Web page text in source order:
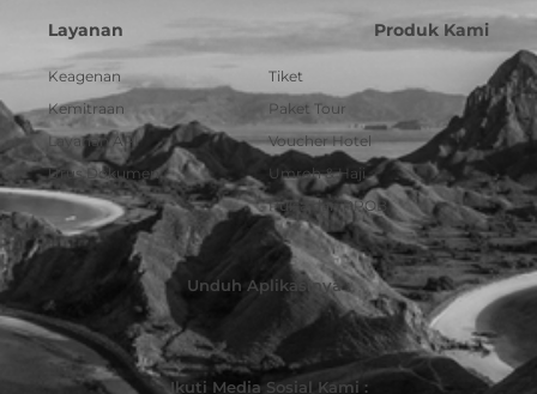
Layanan
Keagenan
Kemitraan
Layanan API
Urus Dokumen
Produk Kami
Tiket
Paket Tour
Voucher Hotel
Umroh & Haji
Pulsa dan PPOB
Unduh Aplikasinya :
Ikuti Media Sosial Kami :